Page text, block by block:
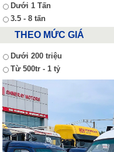
Dưới 1 Tấn
3.5 - 8 tấn
THEO MỨC GIÁ
Dưới 200 triệu
Từ 500tr - 1 tỷ